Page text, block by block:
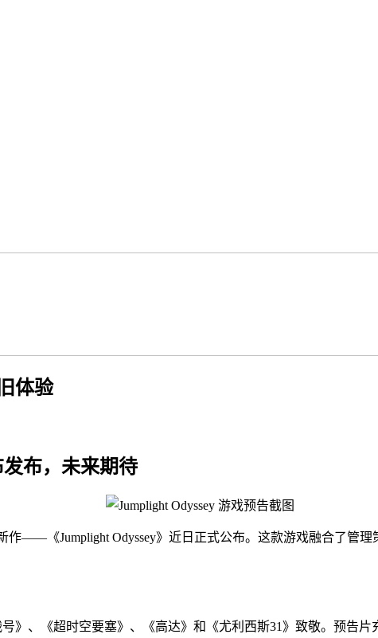
体验
布，未来期待
作——《Jumplight Odyssey》近日正式公布。这款游戏融合了管
》、《超时空要塞》、《高达》和《尤利西斯31》致敬。预告